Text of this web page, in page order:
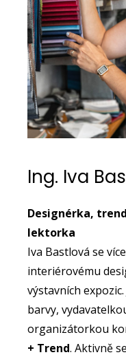
Ing. Iva
Designérka,
lektorka
Iva Bastlová se
interiérovému
výstavních
barvy,
organizátorkou
+ Trend. Aktivně